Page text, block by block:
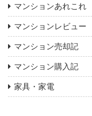
マンションあれこれ
マンションレビュー
マンション売却記
マンション購入記
家具・家電